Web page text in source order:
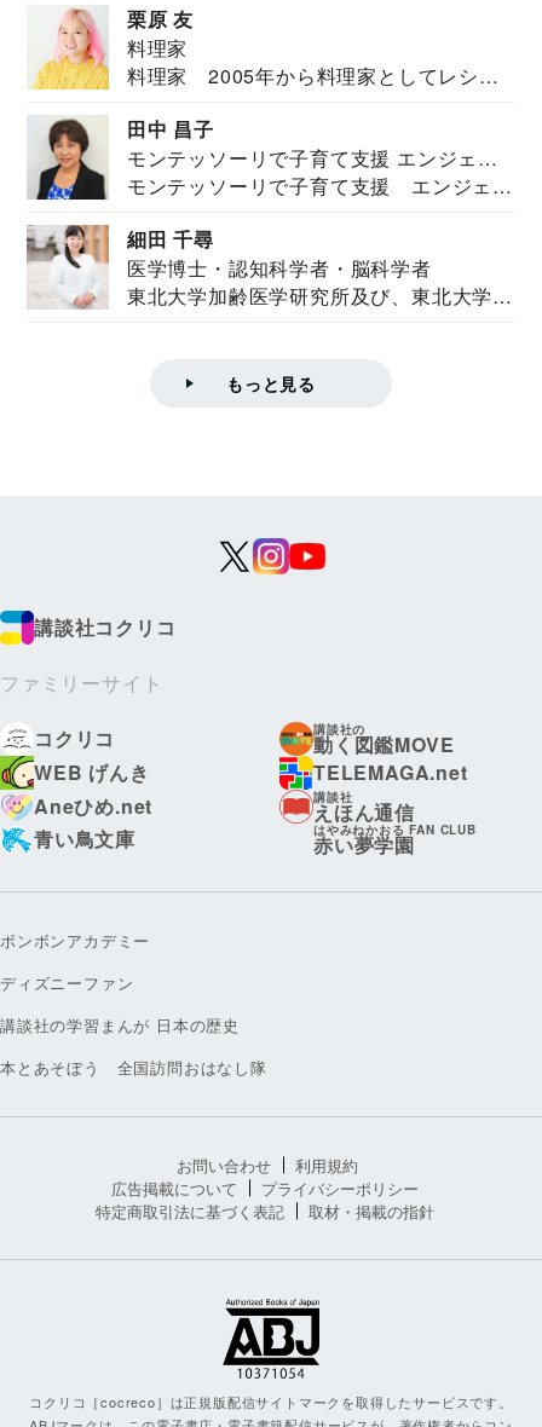
栗原 友
料理家
料理家 2005年から料理家としてレシピ
田中 昌子
モンテッソーリで子育て支援 エンジェル
ズハウス研究所所長
モンテッソーリで子育て支援 エンジェル
細田 千尋
医学博士・認知科学者・脳科学者
東北大学加齢医学研究所及び、東北大学大
もっと見る
講談社コクリコ
ファミリーサイト
コクリコ
講談社の
動く図鑑MOVE
WEB げんき
TELEMAGA.net
Aneひめ.net
講談社
えほん通信
青い鳥文庫
はやみねかおる FAN CLUB
赤い夢学園
ボンボンアカデミー
ディズニーファン
講談社の学習まんが 日本の歴史
本とあそぼう 全国訪問おはなし隊
お問い合わせ
利用規約
広告掲載について
プライバシーポリシー
特定商取引法に基づく表記
取材・掲載の指針
コクリコ［cocreco］は正規版配信サイトマークを取得したサービスです。